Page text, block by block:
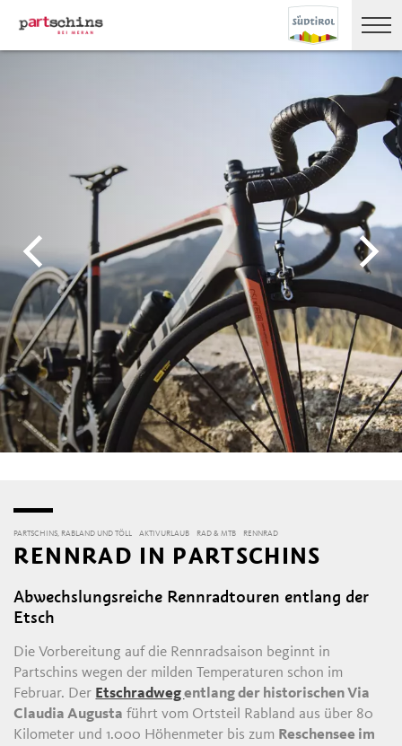
PARTSCHINS, RABLAND UND TÖLL AKTIVURLAUB RAD & MTB RENNRAD
RENNRAD IN PARTSCHINS
Abwechslungsreiche Rennradtouren entlang der
Etsch
Die Vorbereitung auf die Rennradsaison beginnt in
Partschins wegen der milden Temperaturen schon im
Februar. Der Etschradwegentlang der historischen Via
Claudia Augusta führt vom Ortsteil Rabland aus über 80
Kilometer und 1.000 Höhenmeter bis zum Reschensee im